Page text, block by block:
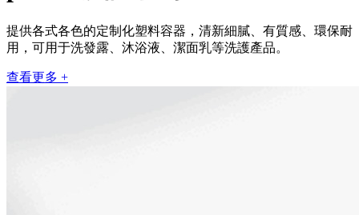
提供各式各色的定制化塑料容器，清新細膩、有質感、環保耐
用，可用于洗發露、沐浴液、潔面乳等洗護產品。
查看更多 +